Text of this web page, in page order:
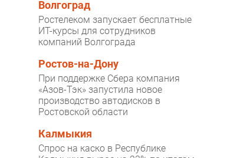
Волгоград
Ростелеком запускает бесплатные
ИТ-курсы для сотрудников
компаний Волгограда
Ростов-на-Дону
При поддержке Сбера компания
«Азов-Тэк» запустила новое
производство автодисков в
Ростовской области
Калмыкия
Спрос на каско в Республике